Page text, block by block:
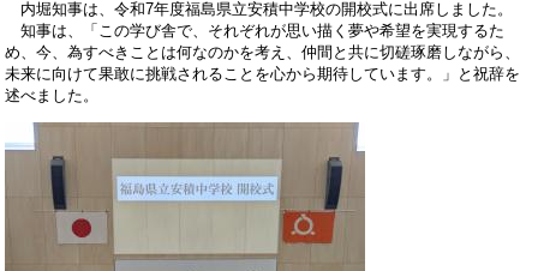
内堀知事は、令和7年度福島県立安積中学校の開校式に出席しました。
知事は、「この学び舎で、それぞれが思い描く夢や希望を実現するた
め、今、為すべきことは何なのかを考え、仲間と共に切磋琢磨しながら、
未来に向けて果敢に挑戦されることを心から期待しています。」と祝辞を
述べました。